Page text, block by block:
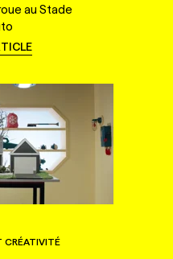
au Stade
CRÉATIVITÉ